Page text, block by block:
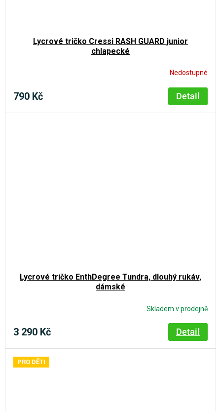
Lycrové tričko Cressi RASH GUARD junior
chlapecké
Nedostupné
790 Kč Detail
Lycrové tričko EnthDegree Tundra, dlouhý rukáv,
dámské
Skladem v prodejně
3 290 Kč Detail
PRO DĚTI